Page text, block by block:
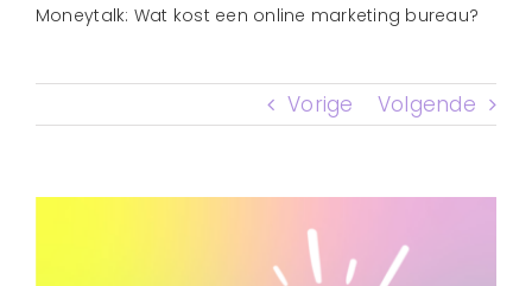
BLOG.
Moneytalk: Wat kost een online marketing bureau?
Vorige Volgende